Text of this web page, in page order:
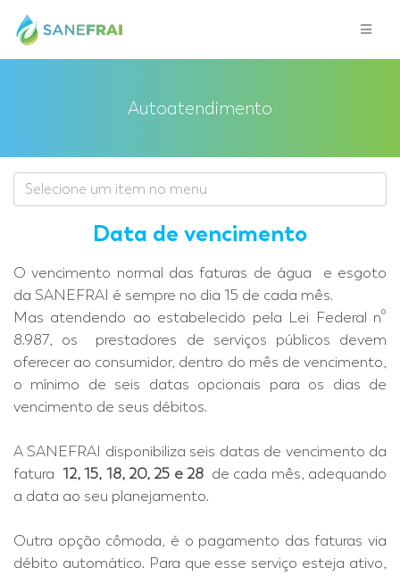
Autoatendimento
Data de vencimento
O vencimento normal das faturas de água e esgoto
da SANEFRAI é sempre no dia 15 de cada mês.
Mas atendendo ao estabelecido pela Lei Federal nº
8.987, os prestadores de serviços públicos devem
oferecer ao consumidor, dentro do mês de vencimento,
o mínimo de seis datas opcionais para os dias de
vencimento de seus débitos.
A SANEFRAI disponibiliza seis datas de vencimento da
fatura 12, 15, 18, 20, 25 e 28 de cada mês, adequando
a data ao seu planejamento.
Outra opção cômoda, é o pagamento das faturas via
débito automático. Para que esse serviço esteja ativo,